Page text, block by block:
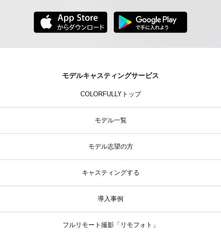
モデルキャスティングサービス
COLORFULLYトップ
モデル一覧
モデル志望の方
キャスティングする
導入事例
フルリモート撮影「リモフォト」